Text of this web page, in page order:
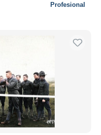
Profesional